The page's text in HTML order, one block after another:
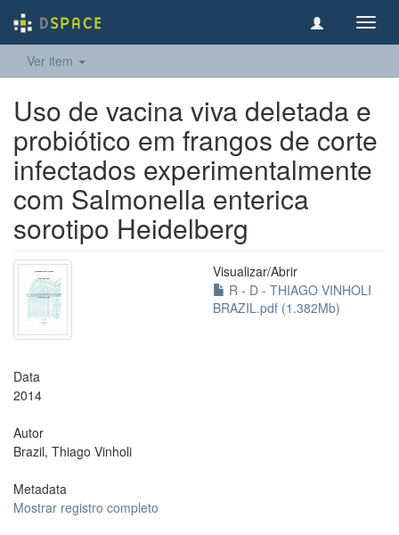
Ver item
Uso de vacina viva deletada e
probiótico em frangos de corte
infectados experimentalmente
com Salmonella enterica
sorotipo Heidelberg
Visualizar/Abrir
R - D - THIAGO VINHOLI
BRAZIL.pdf (1.382Mb)
Data
2014
Autor
Brazil, Thiago Vinholi
Metadata
Mostrar registro completo